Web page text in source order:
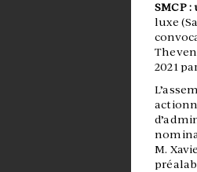
SMCP
luxe
2021
M.